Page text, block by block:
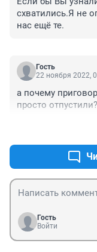
схватились.Я не
нас ещё те.
Гость
22 ноября 2022,
а почему
просто отпустили?
Гость
Войти